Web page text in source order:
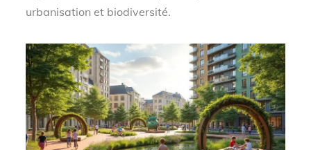
urbanisation et biodiversité.